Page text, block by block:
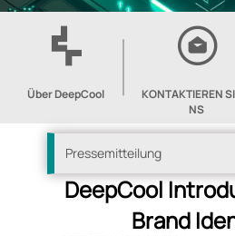
Über DeepCool
KONTAKTIEREN
NS
Pressemitteilung
DeepCool
Brand